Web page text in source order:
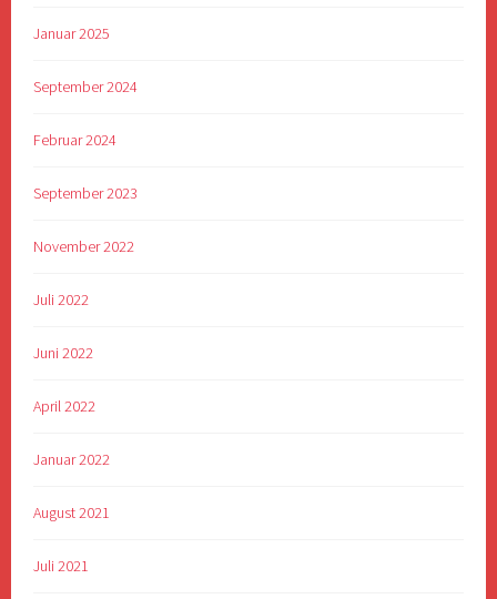
Januar 2025
September 2024
Februar 2024
September 2023
November 2022
Juli 2022
Juni 2022
April 2022
Januar 2022
August 2021
Juli 2021